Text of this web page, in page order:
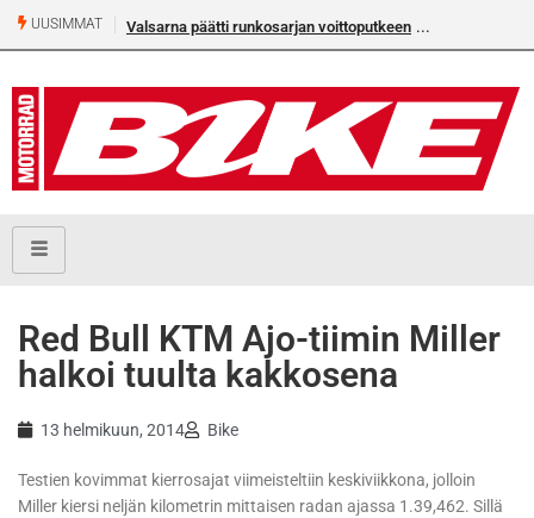
UUSIMMAT Valsarna päätti runkosarjan voittoputkeen
Red Bull KTM Ajo-tiimin Miller
halkoi tuulta kakkosena
13 helmikuun, 2014 Bike
Testien kovimmat kierrosajat viimeisteltiin keskiviikkona, jolloin
Miller kiersi neljän kilometrin mittaisen radan ajassa 1.39,462. Sillä